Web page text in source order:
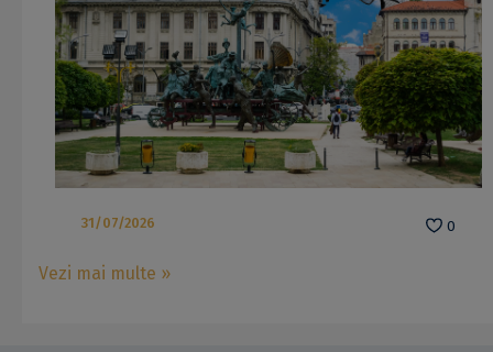
31/07/2026 0
Vezi mai multe »